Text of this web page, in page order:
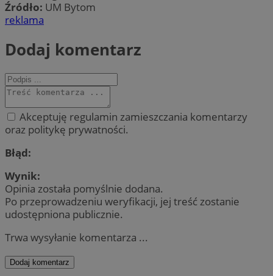
Źródło: UM Bytom
reklama
Dodaj komentarz
Akceptuję regulamin zamieszczania komentarzy
oraz politykę prywatności.
Błąd:
Wynik:
Opinia została pomyślnie dodana.
Po przeprowadzeniu weryfikacji, jej treść zostanie
udostępniona publicznie.
Trwa wysyłanie komentarza ...
Dodaj komentarz